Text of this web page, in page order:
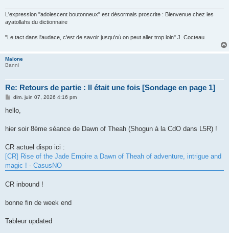
L'expression "adolescent boutonneux" est désormais proscrite : Bienvenue chez les
ayatollahs du dictionnaire
"Le tact dans l'audace, c'est de savoir jusqu'où on peut aller trop loin" J. Cocteau
Malone
Banni
Re: Retours de partie : Il était une fois [Sondage en page 1]
M
s
g
dim. juin 07, 2026 4:16 pm
hello,
hier soir 8ème séance de Dawn of Theah (Shogun à la CdO dans L5R) !
CR actuel dispo ici :
[CR] Rise of the Jade Empire a Dawn of Theah of adventure, intrigue and
magic ! - CasusNO
CR inbound !
bonne fin de week end
Tableur updated